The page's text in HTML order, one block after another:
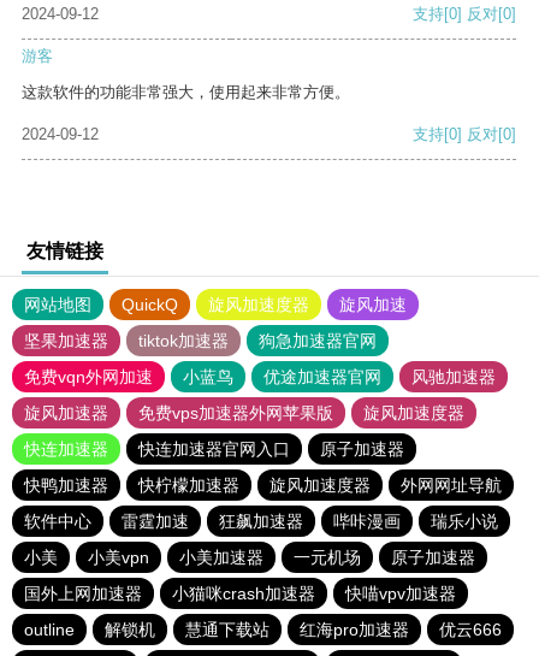
2024-09-12
支持[0] 反对[0]
游客
这款软件的功能非常强大，使用起来非常方便。
2024-09-12 支持[0] 反对[0]
友情链接
网站地图 QuickQ 旋风加速度器
旋风加速
坚果加速器
tiktok加速器
狗急加速器官网
免费vqn外网加速
小蓝鸟 优途加速器官网
风驰加速器
旋风加速器
免费vps加速器外网苹果版
旋风加速度器
快连加速器
快连加速器官网入口
原子加速器
快鸭加速器
快柠檬加速器 旋风加速度器
外网网址导航
软件中心
雷霆加速 狂飙加速器 哔咔漫画
瑞乐小说
小美
小美vpn 小美加速器 一元机场
原子加速器
国外上网加速器
小猫咪crash加速器
快喵vpv加速器
outline
解锁机 慧通下载站 红海pro加速器 优云666